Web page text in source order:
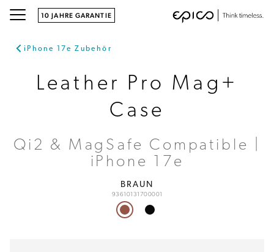
10 JAHRE GARANTIE
iPhone 17e Zubehör
Leather Pro Mag+
Case
Qi2 & MagSafe Compatible |
iPhone 17e
93610131700001
BRAUN